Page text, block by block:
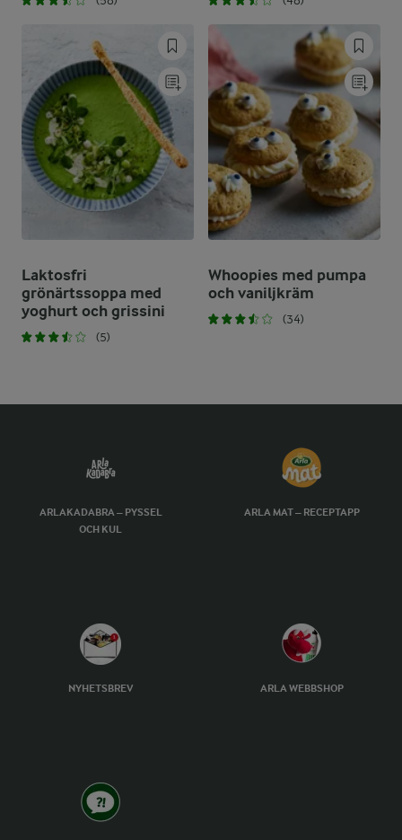
Laktosfri
grönärtssoppa med
yoghurt och grissini
(5)
Whoopies med pumpa
och vaniljkräm
(34)
ARLAKADABRA – PYSSEL
OCH KUL
ARLA MAT – RECEPTAPP
NYHETSBREV ARLA WEBBSHOP